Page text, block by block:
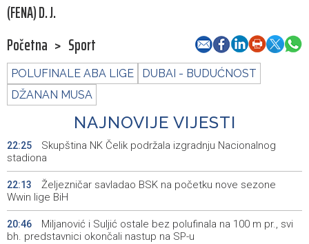
(FENA) D. J.
Početna > Sport
POLUFINALE ABA LIGE
DUBAI - BUDUĆNOST
DŽANAN MUSA
NAJNOVIJE VIJESTI
22:25
Skupština NK Čelik podržala izgradnju Nacionalnog
stadiona
22:13
Željezničar savladao BSK na početku nove sezone
Wwin lige BiH
20:46
Miljanović i Suljić ostale bez polufinala na 100 m pr., svi
bh. predstavnici okončali nastup na SP-u